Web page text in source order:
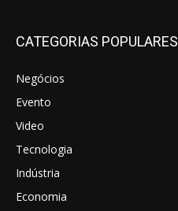
CATEGORIAS POPULARES
Negócios
Evento
Video
Tecnologia
Indústria
Economia